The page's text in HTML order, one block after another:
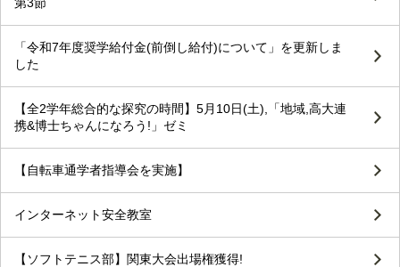
「令和7年度奨学給付金(前倒し給付)について」を更新しま
した
【全2学年総合的な探究の時間】5月10日(土),「地域,高大連
携&博士ちゃんになろう!」ゼミ
【自転車通学者指導会を実施】
インターネット安全教室
【ソフトテニス部】関東大会出場権獲得!